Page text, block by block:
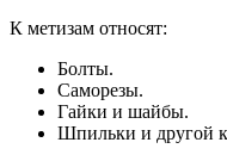
К метизам относят:
Болты.
Саморезы.
Гайки и шайбы.
Шпильки и другой